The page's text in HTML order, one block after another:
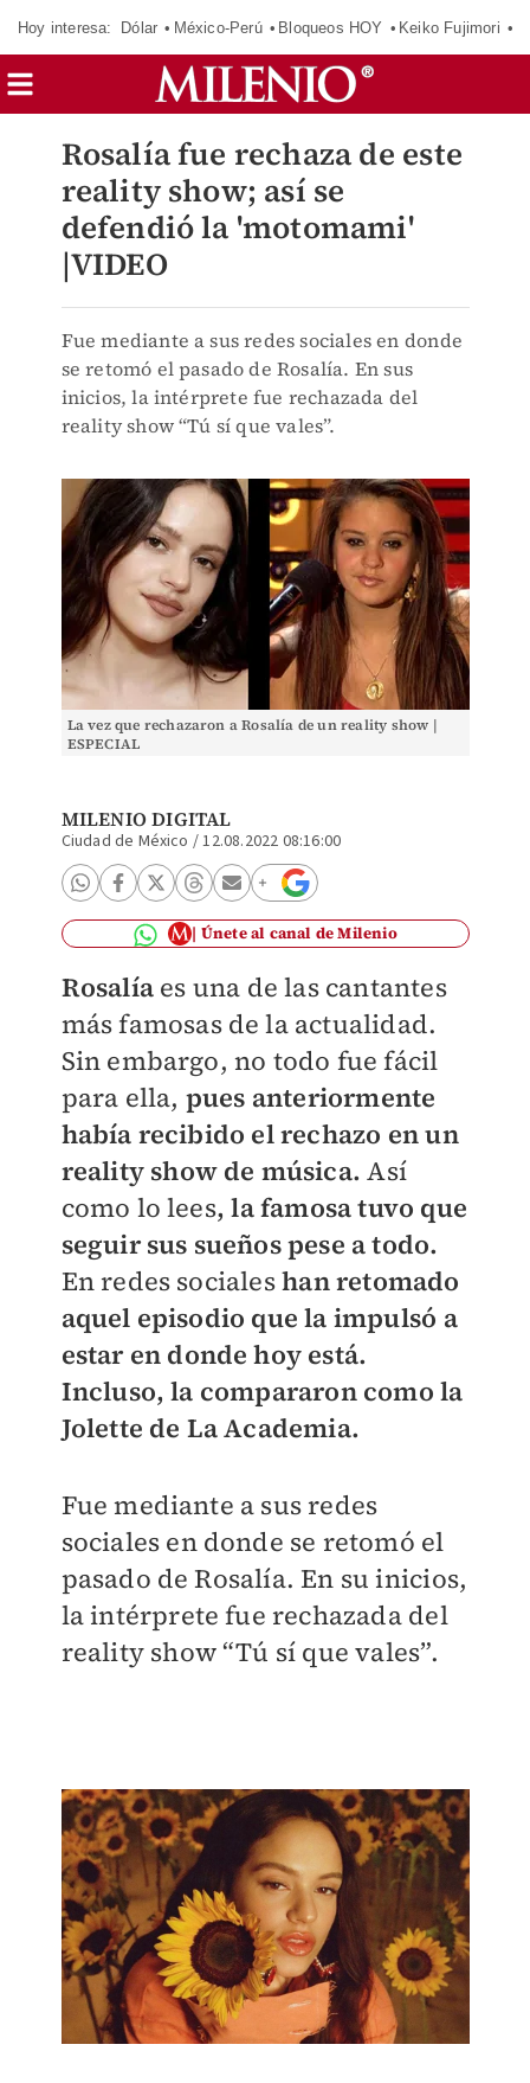
Hoy interesa: Dólar México-Perú Bloqueos HOY Keiko Fujimori
Rosalía fue rechaza de este
reality show; así se
defendió la 'motomami'
|VIDEO
Fue mediante a sus redes sociales en donde
se retomó el pasado de Rosalía. En sus
inicios, la intérprete fue rechazada del
reality show “Tú sí que vales”.
La vez que rechazaron a Rosalía de un reality show |
ESPECIAL
MILENIO DIGITAL
Ciudad de México /12.08.2022 08:16:00
Únete al canal de Milenio
Rosalía es una de las cantantes
más famosas de la actualidad.
Sin embargo, no todo fue fácil
para ella, pues anteriormente
había recibido el rechazo en un
reality show de música. Así
como lo lees, la famosa tuvo que
seguir sus sueños pese a todo.
En redes socialeshan retomado
aquel episodio que la impulsó a
estar en donde hoy está.
Incluso, la compararon como la
Jolette de La Academia.
Fue mediante a sus redes
sociales en donde se retomó el
pasado de Rosalía. En su inicios,
la intérprete fue rechazada del
reality show “Tú sí que vales”.